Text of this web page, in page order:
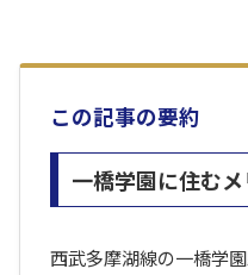
この記事の要約
一橋学園に住む
西武多摩湖線の一橋学